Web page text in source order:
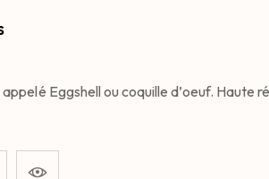
Eggshell ou coquille d’oeuf. Haute